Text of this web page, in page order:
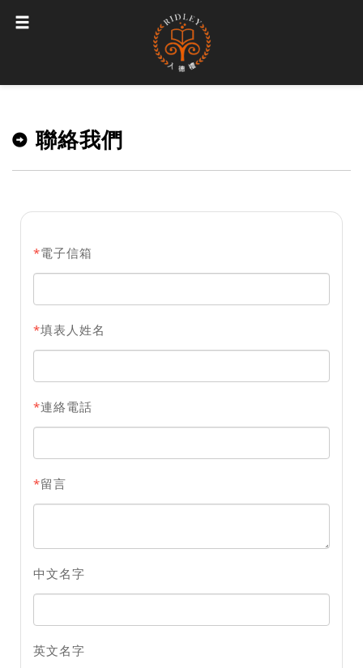
聯絡我們
*電子信箱
*填表人姓名
*連絡電話
*留言
中文名字
英文名字